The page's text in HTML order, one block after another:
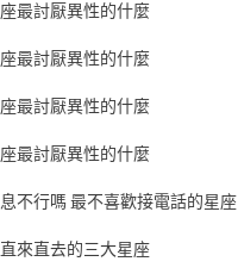
最討厭異性的什麼
最討厭異性的什麼
最討厭異性的什麼
最討厭異性的什麼
不行嗎 最不喜歡接電話的星座
來直去的三大星座